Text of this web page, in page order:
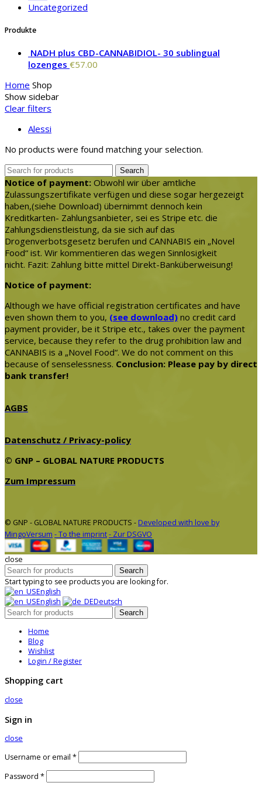
Uncategorized
Produkte
NADH plus CBD-CANNABIDIOL- 30 sublingual
lozenges €57.00
Home Shop
Show sidebar
Clear filters
Alessi
No products were found matching your selection.
Search
Notice of payment: Obwohl wir über amtliche
Zulassungszertifikate verfügen und diese sogar hergezeigt
haben,(siehe Download) übernimmt dennoch kein
Kreditkarten- Zahlungsanbieter, sei es Stripe etc. die
Zahlungsdienstleistung, da sie sich auf das
Drogenverbotsgesetz berufen und CANNABIS ein „Novel
Food“ ist. Wir kommentieren das wegen Sinnlosigkeit
nicht. Fazit: Zahlung bitte mittel Direkt-Banküberweisung!
Notice of payment:
Although we have official registration certificates and have
even shown them to you, (see download) no credit card
payment provider, be it Stripe etc., takes over the payment
service, because they refer to the drug prohibition law and
CANNABIS is a „Novel Food“. We do not comment on this
because of senselessness. Conclusion: Please pay by direct
bank transfer!
AGBS
Datenschutz / Privacy-policy
© GNP – GLOBAL NATURE PRODUCTS
Zum Impressum
© GNP - GLOBAL NATURE PRODUCTS - Developed with love by
MingoVersum - To the imprint- Zur DSGVO
close
Search
Start typing to see products you are looking for.
English
English
Deutsch
Search
Home
Blog
Wishlist
Login / Register
Shopping cart
close
Sign in
close
Username or email *
Password *